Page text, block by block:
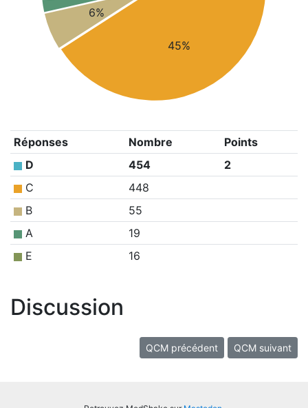
45%
6%
Réponses Nombre
Points
D
454
2
C
448
B
55
A
19
E
16
Discussion
QCM précédent QCM suivant